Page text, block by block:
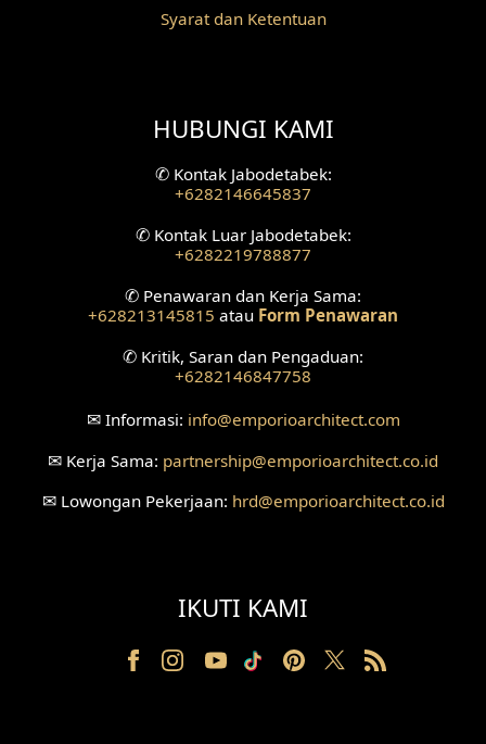
Desain Interior Villa
Desain Plafon
Desain Ruang Tunggu
Desain Ruang Perawatan
Desain Eksterior Klinik
Syarat dan Ketentuan
HUBUNGI KAMI
✆Kontak Jabodetabek:
+6282146645837
✆Kontak Luar Jabodetabek:
+6282219788877
✆ Penawaran dan Kerja Sama:
+628213145815 atau Form Penawaran
✆ Kritik, Saran dan Pengaduan:
+6282146847758
✉Informasi: info@emporioarchitect.com
✉ Kerja Sama: partnership@emporioarchitect.co.id
✉Lowongan Pekerjaan: hrd@emporioarchitect.co.id
IKUTI KAMI